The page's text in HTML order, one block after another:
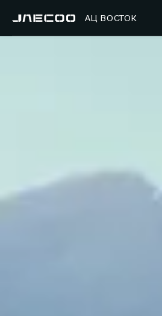
АЦ ВОСТОК